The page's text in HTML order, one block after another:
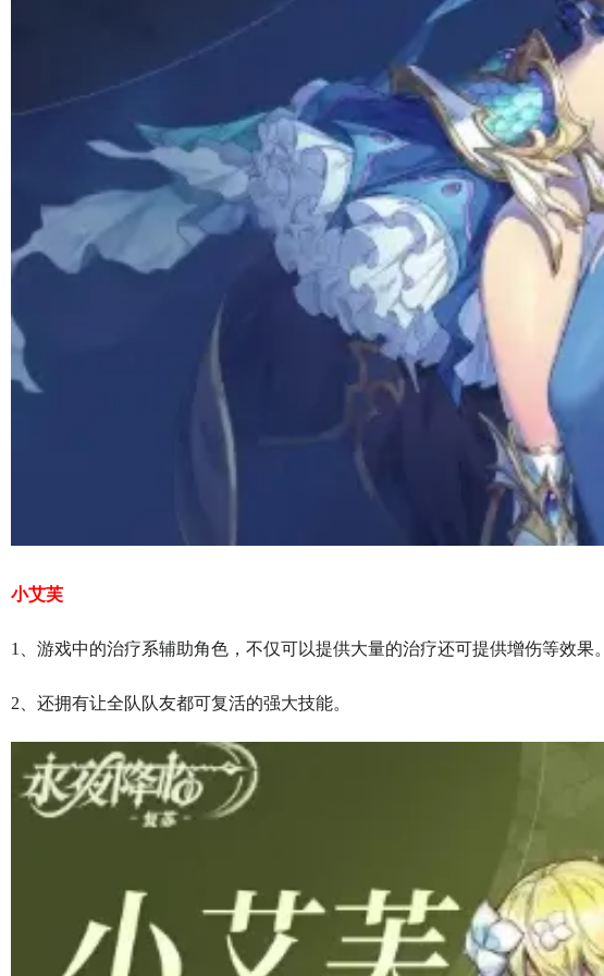
小艾芙
1、游戏中的治疗系辅助角色，不仅可以提供大量的治疗还可提供增伤等效果。
2、还拥有让全队队友都可复活的强大技能。